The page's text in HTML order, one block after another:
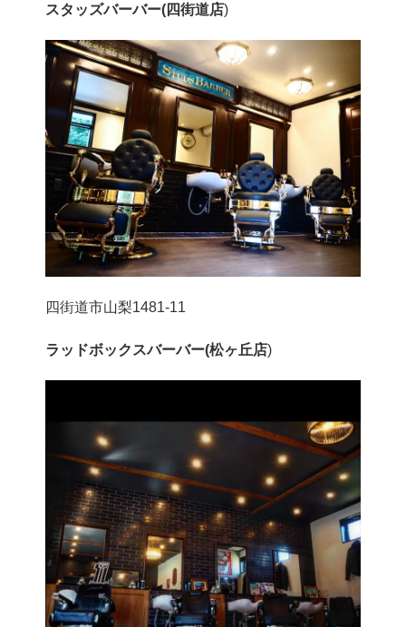
スタッズバーバー(四街道店)
四街道市山梨1481-11
ラッドボックスバーバー(松ヶ丘店)